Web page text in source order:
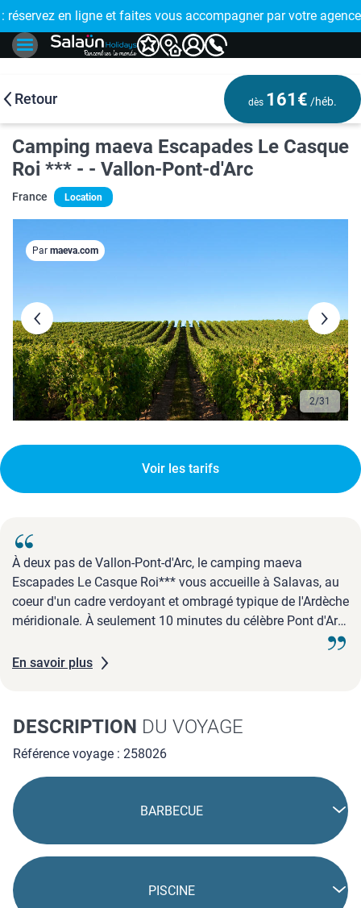
!
: réservez en ligne et faites vous accompagner par votre
🤩
Retour dès 161€ /héb.
Camping maeva Escapades Le Casque
Roi *** - - Vallon-Pont-d'Arc
France Location
3/31
Par maeva.com
Voir les tarifs
À deux pas de Vallon-Pont-d'Arc, le camping maeva
Escapades Le Casque Roi*** vous accueille à Salavas, au
coeur d'un cadre verdoyant et ombragé typique de l'Ardèche
méridionale. À seulement 10 minutes du célèbre Pont d'Arc
En savoir plus
DESCRIPTION DU VOYAGE
Référence voyage : 258026
BARBECUE
PISCINE